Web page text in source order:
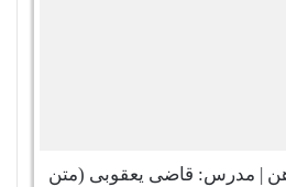
| مدرس: قاضی یعقوبی (متن